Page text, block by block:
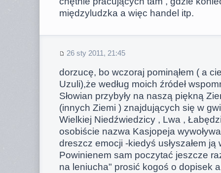
międzyludzka a więc handel itp.
26 sty 2011, 21:45
dorzucę, bo wczoraj pominąłem ( a
Uzuli),że według moich źródeł
Słowian przybyły na naszą piękną
(innych Ziemi ) znajdujących się w
Wielkiej Niedźwiedzicy , Lwa ,
osobiście nazwa Kasjopeja
dreszcz emocji -kiedyś usłyszałem ją
Powinienem sam poczytać jeszcze
na leniucha" prosić kogoś o dopisek